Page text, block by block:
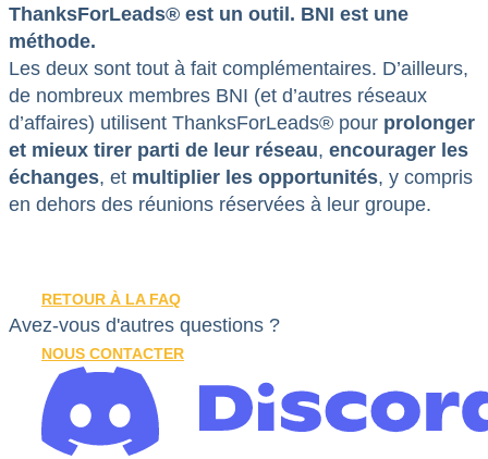
ThanksForLeads® est un outil. BNI est une
méthode.
Les deux sont tout à fait complémentaires. D’ailleurs,
de nombreux membres BNI (et d’autres réseaux
d’affaires) utilisent ThanksForLeads® pour prolonger
et mieux tirer parti de leur réseau, encourager les
échanges, et multiplier les opportunités, y compris
en dehors des réunions réservées à leur groupe.
RETOUR À LA FAQ
Avez-vous d'autres questions ?
NOUS CONTACTER